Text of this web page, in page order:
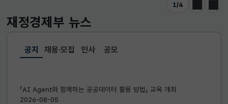
1/4
이전 다음
재정경제부 뉴스
공지
선택됨
공지
「AI Agent와 함께하는 공공데이터 활용 방법」 교육 개최
2026-08-05
채용·모집 인사 공모